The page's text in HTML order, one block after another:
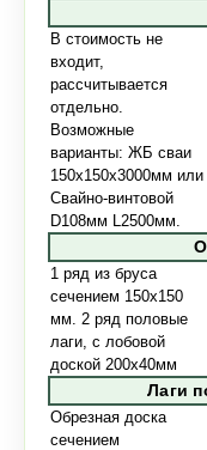
В стоимость не
входит,
рассчитывается
отдельно.
Возможные
варианты: ЖБ сваи
150х150х3000мм или
Свайно-винтовой
D108мм L2500мм.
1 ряд из бруса
сечением 150х150
мм. 2 ряд половые
лаги, с лобовой
доской 200х40мм
Лаги
Обрезная доска
сечением